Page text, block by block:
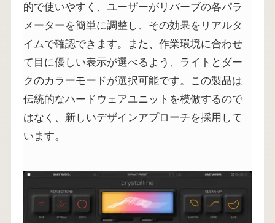
的で使いやすく、ユーザーがリバーブの各パラ
メーターを簡単に調整し、その効果をリアルタ
イムで確認できます。また、作業環境に合わせ
て目に優しい表示が選べるよう、ライトとダー
クのカラーモードが選択可能です。この製品は
伝統的なハードウェアユニットを模倣するので
はなく、新しいデザインアプローチを採用して
います。